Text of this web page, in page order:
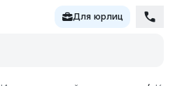
Для юрлиц